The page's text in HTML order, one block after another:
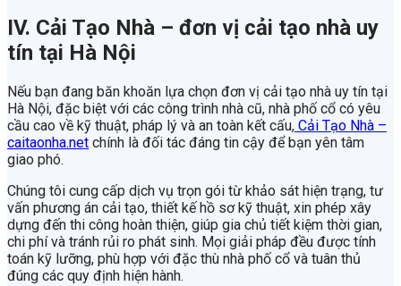
IV. Cải Tạo Nhà – đơn vị cải tạo nhà uy
tín tại Hà Nội
Nếu bạn đang băn khoăn lựa chọn đơn vị cải tạo nhà uy tín tại
Hà Nội, đặc biệt với các công trình nhà cũ, nhà phố cổ có yêu
cầu cao về kỹ thuật, pháp lý và an toàn kết cấu, Cải Tạo Nhà –
caitaonha.net chính là đối tác đáng tin cậy để bạn yên tâm
giao phó.
Chúng tôi cung cấp dịch vụ trọn gói từ khảo sát hiện trạng, tư
vấn phương án cải tạo, thiết kế hồ sơ kỹ thuật, xin phép xây
dựng đến thi công hoàn thiện, giúp gia chủ tiết kiệm thời gian,
chi phí và tránh rủi ro phát sinh. Mọi giải pháp đều được tính
toán kỹ lưỡng, phù hợp với đặc thù nhà phố cổ và tuân thủ
đúng các quy định hiện hành.